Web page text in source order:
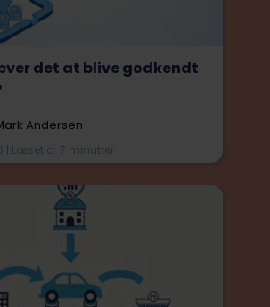
det at blive godkendt
Andersen
| Læsetid: 7 minutter